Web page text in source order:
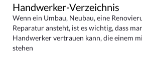
Handwerker-Verzeichnis
Wenn ein Umbau, Neubau, eine
Reparatur ansteht, ist es wichtig, dass
Handwerker vertrauen kann, die einem
stehen